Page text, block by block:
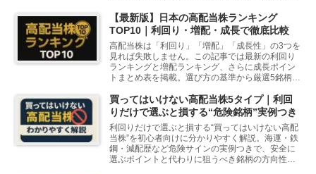
【最新版】日本の高配当株ランキング
TOP10｜利回り・増配・成長で徹底比較
高配当株は「利回り」「増配」「成長性」の3つを
見れば失敗しません。この記事では最新の利回り
ランキングと増配ランキング、さらに成長ポイン
トまとめ表を掲載。選び方の基準から厳選5銘柄ま
買ってはいけない高配当株5タイプ｜利回
りだけで選ぶと損する“危険銘柄”実例つき
利回りだけで選ぶと損する“買ってはいけない高配
当株”を初心者向けに分かりやすく解説。海運・鉄
鋼・減配歴など危険サインの実例つきで、安全に
選ぶポイントと代わりに狙うべき銘柄の方向性も